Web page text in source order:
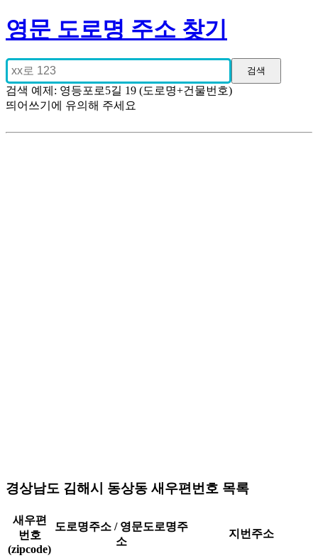
영문 도로명 주소 찾기
검색 예제: 영등포로5길 19 (도로명+건물번호)
띄어쓰기에 유의해 주세요
경상남도 김해시 동상동 새우편번호 목록
새우편
번호
(zipcode)
도로명주소 / 영문도로명주
소
지번주소